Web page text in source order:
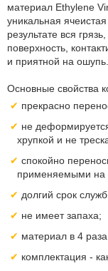
материал Ethylene
уникальная
результате вся
поверхность,
и приятной на ошупь.
Основные свойства
прекрасно
не
хрупкой и не
спокойно
применяемыми на
долгий срок
не имеет запаха;
материал в 4
комплектация -